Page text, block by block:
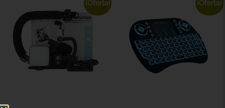
¡Oferta! ¡Oferta!